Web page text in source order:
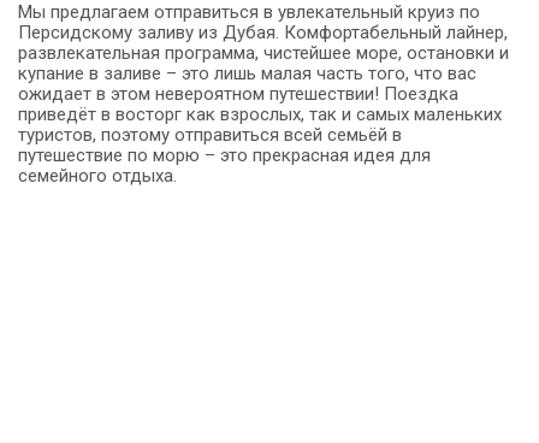
Мы предлагаем отправиться в увлекательный круиз по
Персидскому заливу из Дубая. Комфортабельный лайнер,
развлекательная программа, чистейшее море, остановки и
купание в заливе – это лишь малая часть того, что вас
ожидает в этом невероятном путешествии! Поездка
приведёт в восторг как взрослых, так и самых маленьких
туристов, поэтому отправиться всей семьёй в
путешествие по морю – это прекрасная идея для
семейного отдыха.